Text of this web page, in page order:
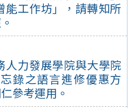
能工作坊」，請轉知所
人力發展學院與大學院
錄之語言進修優惠方
參考運用。